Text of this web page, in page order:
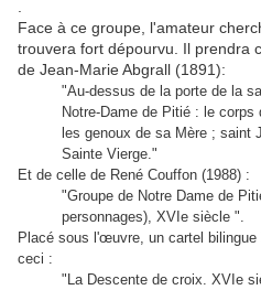
Face à ce groupe, l'amateur
trouvera fort dépourvu. Il prendra
de Jean-Marie Abgrall (1891):
"Au-dessus de la porte de la
Notre-Dame de Pitié : le
les genoux de sa Mère ; saint
Sainte Vierge."
Et de celle de René Couffon (1988) :
"Groupe de Notre Dame de
personnages), XVIe siècle ".
Placé sous l'œuvre, un cartel
ceci :
"La Descente de croix. XVIe